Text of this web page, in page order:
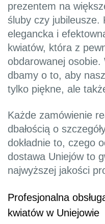
prezentem na
śluby czy jubileusze.
elegancka i
kwiatów, która z
obdarowanej
dbamy o to, aby
tylko piękne, ale
Każde zamówienie
dbałością o
dokładnie to, czego
dostawa Uniejów to
najwyższej jakości
Profesjonalna
kwiatów w Uniejowie